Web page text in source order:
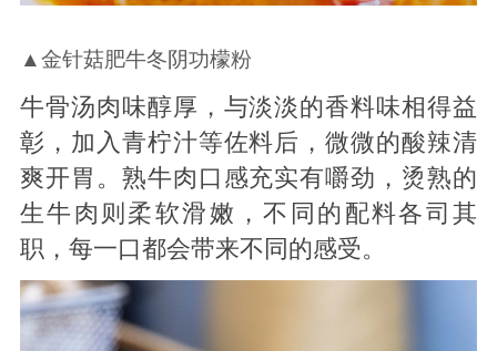
▲金针菇肥牛冬阴功檬粉
牛骨汤肉味醇厚，与淡淡的香料味相得益
彰，加入青柠汁等佐料后，微微的酸辣清
爽开胃。熟牛肉口感充实有嚼劲，烫熟的
生牛肉则柔软滑嫩，不同的配料各司其
职，每一口都会带来不同的感受。